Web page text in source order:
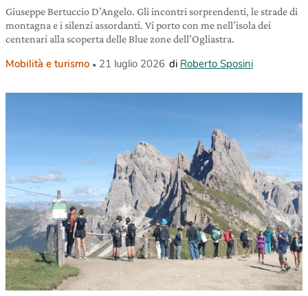
Giuseppe Bertuccio D’Angelo. Gli incontri sorprendenti, le strade di
montagna e i silenzi assordanti. Vi porto con me nell’isola dei
centenari alla scoperta delle Blue zone dell’Ogliastra.
Mobilità e turismo 21 luglio 2026 di Roberto Sposini